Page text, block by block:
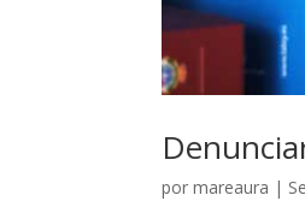
pormareaura |